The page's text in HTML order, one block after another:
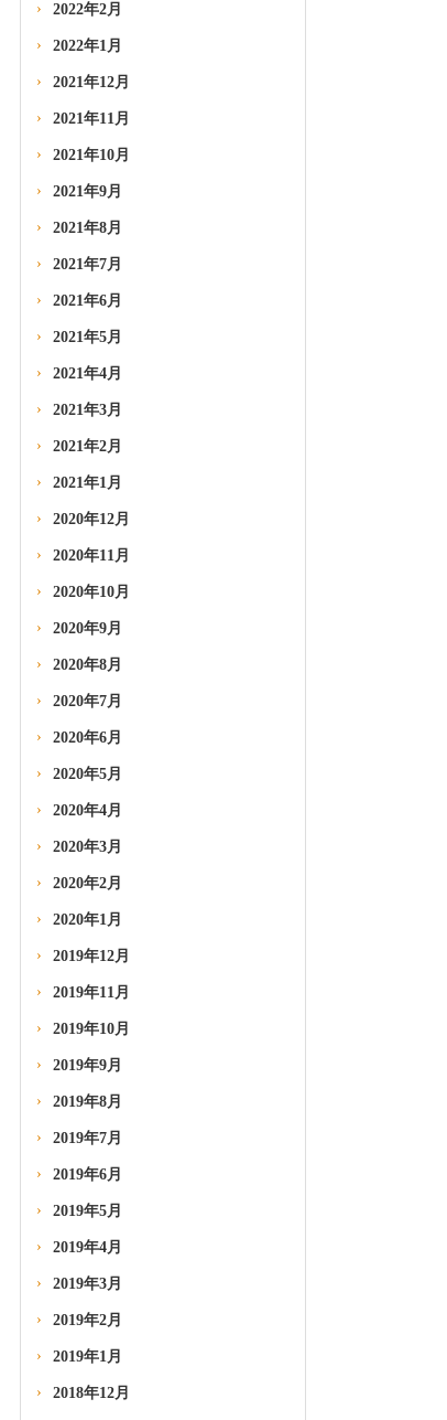
2022年2月
2022年1月
2021年12月
2021年11月
2021年10月
2021年9月
2021年8月
2021年7月
2021年6月
2021年5月
2021年4月
2021年3月
2021年2月
2021年1月
2020年12月
2020年11月
2020年10月
2020年9月
2020年8月
2020年7月
2020年6月
2020年5月
2020年4月
2020年3月
2020年2月
2020年1月
2019年12月
2019年11月
2019年10月
2019年9月
2019年8月
2019年7月
2019年6月
2019年5月
2019年4月
2019年3月
2019年2月
2019年1月
2018年12月